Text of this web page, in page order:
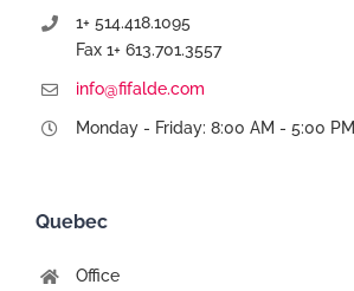
1+ 514.418.1095
Fax 1+ 613.701.3557
info@fifalde.com
Monday - Friday: 8:00 AM - 5:00 PM
Quebec
Office